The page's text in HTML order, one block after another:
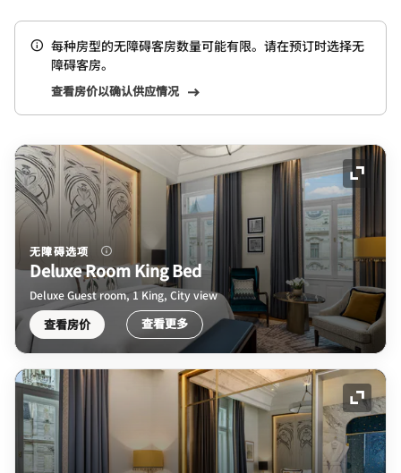
每种房型的无障碍客房数量可能有限。请在预订时选择无
障碍客房。
查看房价以确认供应情况
展开
无障碍选项
Deluxe Room King Bed
Deluxe Guest room, 1 King, City view
查看房价 查看更多
展开